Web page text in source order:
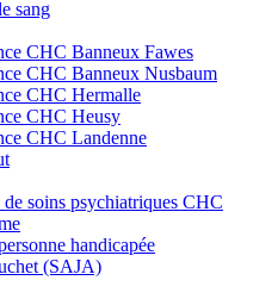
sang
CHC Banneux Fawes
CHC Banneux Nusbaum
CHC Hermalle
CHC Heusy
CHC Landenne
soins psychiatriques CHC
handicapée
(SAJA)